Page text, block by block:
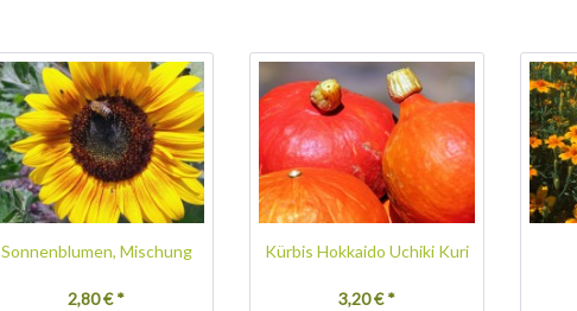
Sonnenblumen, Mischung
2,80 € *
Kürbis Hokkaido Uchiki Kuri
3,20 € *